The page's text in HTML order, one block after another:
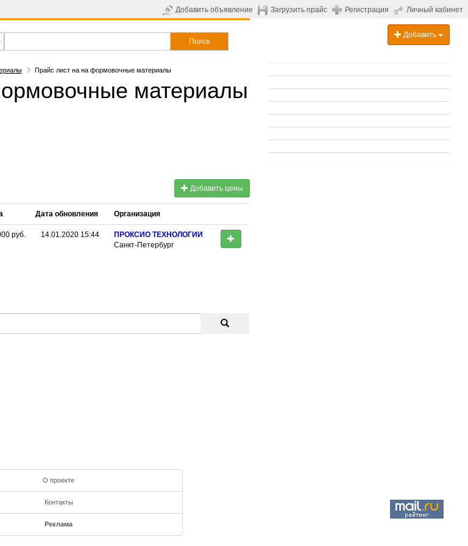
Добавить объявление Загрузить прайс Регистрация Личный кабинет
Поиск
Добавить
Прайс лист на на формовочные материалы
материалы
Добавить цены
Дата обновления Организация
руб. 14.01.2020 15:44
ПРОКСИО ТЕХНОЛОГИИ
Санкт-Петербург
О проекте
Контакты
Реклама